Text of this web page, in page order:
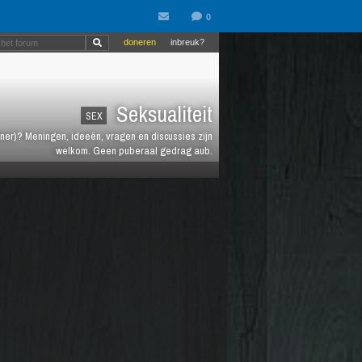
SEX Seksualiteit
Meningen, ideeën, vragen en discussies zijn
welkom. Geen puberaal gedrag aub.
inbreuk?
doneren